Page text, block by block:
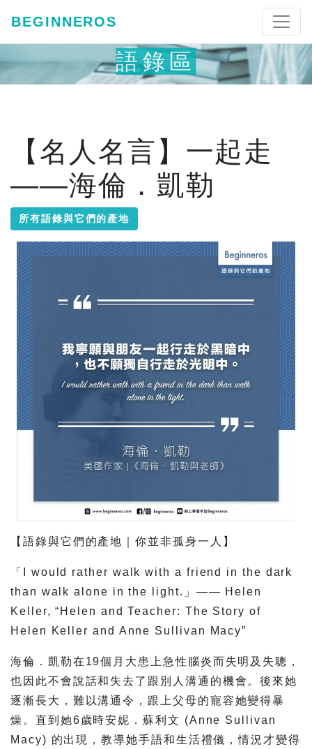
BEGINNEROS
語錄區
【名人名言】一起走
——海倫．凱勒
所有語錄與它們的產地
【語錄與它們的產地｜你並非孤身一人】
「I would rather walk with a friend in the dark
than walk alone in the light.」—— Helen
Keller, “Helen and Teacher: The Story of
Helen Keller and Anne Sullivan Macy”
海倫．凱勒在19個月大患上急性腦炎而失明及失聰，
也因此不會說話和失去了跟別人溝通的機會。後來她
逐漸長大，難以溝通令，跟上父母的寵容她變得暴
燥。直到她6歲時安妮．蘇利文 (Anne Sullivan
Macy) 的出現，教導她手語和生活禮儀，情況才變得